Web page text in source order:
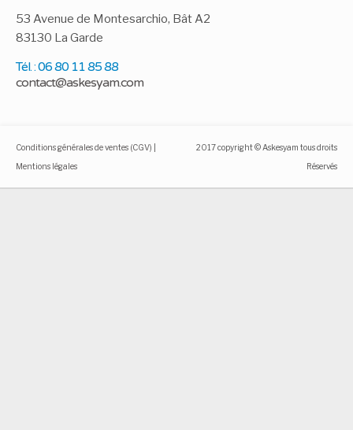
53 Avenue de Montesarchio, Bât A2
83130 La Garde
Tél. : 06 80 11 85 88
Conditions générales de ventes (CGV)
Mentions légales
2017 copyright © Askesyam tous droits
Réservés